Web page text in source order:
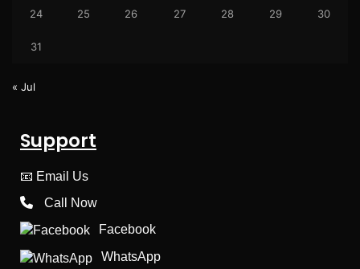
24 25 26 27 28 29 30
31
« Jul
Support
📧 Email Us
Call Now
Facebook
WhatsApp